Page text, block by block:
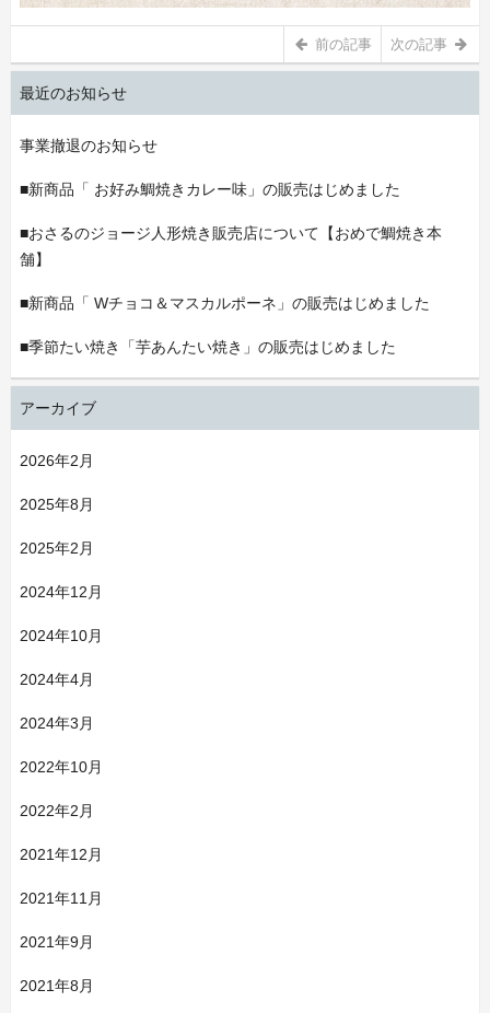
前の記事 次の記事
最近のお知らせ
事業撤退のお知らせ
■新商品「 お好み鯛焼きカレー味」の販売はじめました
■おさるのジョージ人形焼き販売店について【おめで鯛焼き本
舗】
■新商品「 Wチョコ＆マスカルポーネ」の販売はじめました
■季節たい焼き「芋あんたい焼き」の販売はじめました
アーカイブ
2026年2月
2025年8月
2025年2月
2024年12月
2024年10月
2024年4月
2024年3月
2022年10月
2022年2月
2021年12月
2021年11月
2021年9月
2021年8月